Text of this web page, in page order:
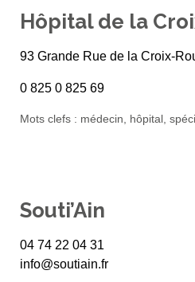
Hôpital de la
93 Grande Rue de la Croix-
0 825 0 825 69
Mots clefs : médecin, hôpital,
Souti’Ain
04 74 22 04 31
info@soutiain.fr